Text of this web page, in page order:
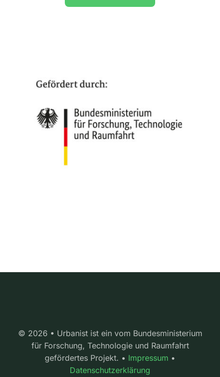
© 2026 • Urbanist ist ein vom Bundesministerium
für Forschung, Technologie und Raumfahrt
gefördertes Projekt. • Impressum •
Datenschutzerklärung